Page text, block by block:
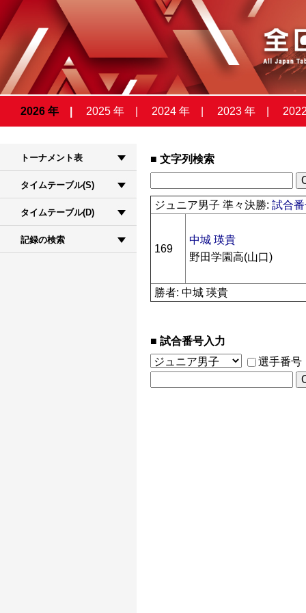
2026 年 2025 年 2024 年 2023 年
トーナメント表
タイムテーブル(S)
タイムテーブル(D)
記録の検索
文字列検索
ジュニア男子 準々決勝:試合
169
中城 瑛貴
野田学園高(山口)
勝者: 中城 瑛貴
試合番号入力
選手番号